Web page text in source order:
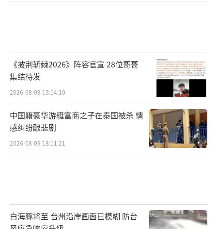
《披荆斩棘2026》阵容官宣 28位哥哥
集结待发
2026-08-09 13:14:10
中国籍豪华游艇富商之子在泰国被杀 情
感纠纷酿悲剧
2026-08-09 18:11:21
白海豚将至 台州沿岸画面已模糊 防台